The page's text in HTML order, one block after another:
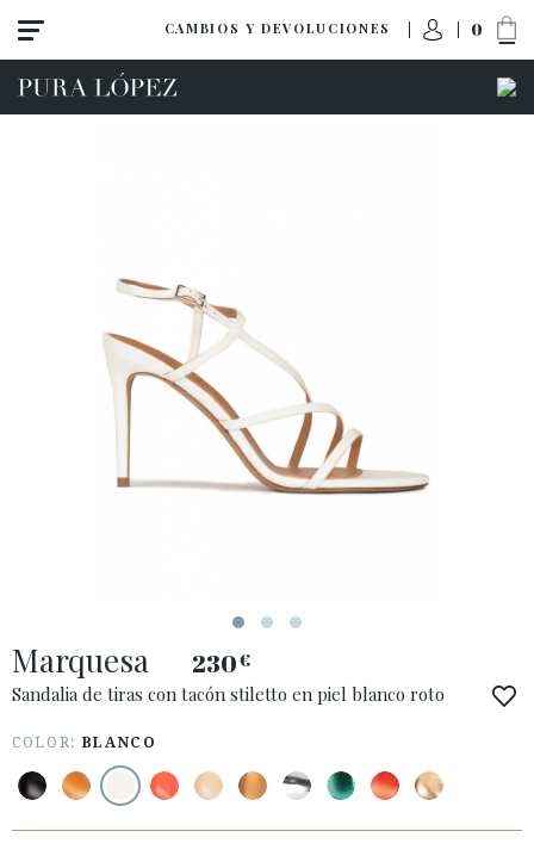
CAMBIOS Y DEVOLUCIONES 0
Ver todo
Tacón alto
ACCESO A MI PEDIDO
PAÍS: ESPAÑA (PENINSULA Y BALEARES)
· ATENCIÓN AL CLIENTE
Marquesa 230€
Sandalia de tiras con tacón stiletto en piel blanco roto
COLOR: BLANCO